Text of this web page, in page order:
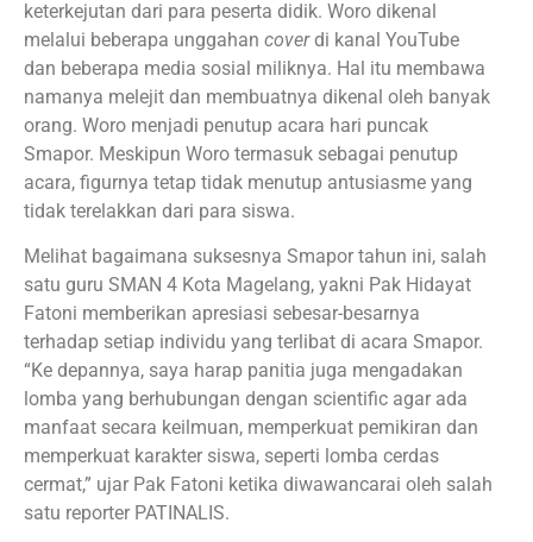
keterkejutan dari para peserta didik. Woro dikenal
melalui beberapa unggahan coverdi kanal YouTube
dan beberapa media sosial miliknya. Hal itu membawa
namanya melejit dan membuatnya dikenal oleh banyak
orang. Woro menjadi penutup acara hari puncak
Smapor. Meskipun Woro termasuk sebagai penutup
acara, figurnya tetap tidak menutup antusiasme yang
tidak terelakkan dari para siswa.
Melihat bagaimana suksesnya Smapor tahun ini, salah
satu guru SMAN 4 Kota Magelang, yakni Pak Hidayat
Fatoni memberikan apresiasi sebesar-besarnya
terhadap setiap individu yang terlibat di acara Smapor.
“Ke depannya, saya harap panitia juga mengadakan
lomba yang berhubungan dengan scientific agar ada
manfaat secara keilmuan, memperkuat pemikiran dan
memperkuat karakter siswa, seperti lomba cerdas
cermat,” ujar Pak Fatoni ketika diwawancarai oleh salah
satu reporter PATINALIS.